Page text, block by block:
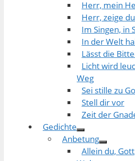
Herr, mein
Herr, zeige
Im Singen, in
In der Welt
Lässt die
Licht wird
Weg
Sei stille zu
Stell dir vor
Zeit der
Gedichte
Anbetung
Allein du,